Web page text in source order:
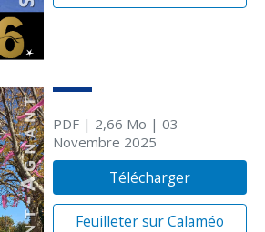
PDF| 2,66 Mo | 03
Novembre 2025
Télécharger
Feuilleter sur Calaméo